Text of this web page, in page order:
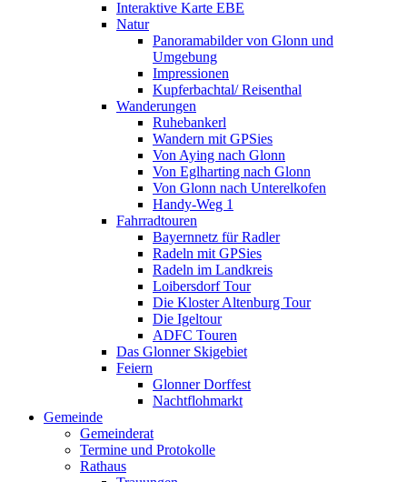
Interaktive Karte EBE
Natur
Panoramabilder von Glonn und
Umgebung
Impressionen
Kupferbachtal/ Reisenthal
Wanderungen
Ruhebankerl
Wandern mit GPSies
Von Aying nach Glonn
Von Eglharting nach Glonn
Von Glonn nach Unterelkofen
Handy-Weg 1
Fahrradtouren
Bayernnetz für Radler
Radeln mit GPSies
Radeln im Landkreis
Loibersdorf Tour
Die Kloster Altenburg Tour
Die Igeltour
ADFC Touren
Das Glonner Skigebiet
Feiern
Glonner Dorffest
Nachtflohmarkt
Gemeinde
Gemeinderat
Termine und Protokolle
Rathaus